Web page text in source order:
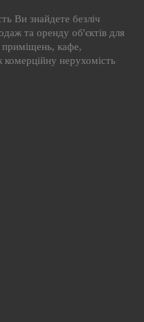
Ви знайдете безліч
та оренду об'єктів для
приміщень, кафе,
нерухомість